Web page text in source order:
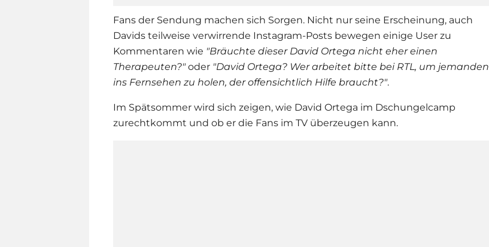
Fans der Sendung machen sich Sorgen. Nicht nur seine Erscheinung, auch
Davids teilweise verwirrende Instagram-Posts bewegen einige User zu
Kommentaren wie "Bräuchte dieser David Ortega nicht eher einen
Therapeuten?" oder "David Ortega? Wer arbeitet bitte bei RTL, um jemanden
ins Fernsehen zu holen, der offensichtlich Hilfe braucht?".
Im Spätsommer wird sich zeigen, wie David Ortega im Dschungelcamp
zurechtkommt und ob er die Fans im TV überzeugen kann.